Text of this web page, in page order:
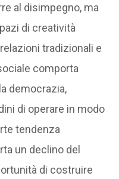
al disimpegno, ma
di creatività
tradizionali e
comporta
democrazia,
di operare in modo
tendenza
un declino del
di costruire